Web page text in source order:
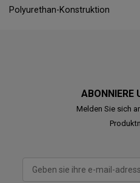
Polyurethan-Konstruktion
ABONNIERE
Melden Sie sich